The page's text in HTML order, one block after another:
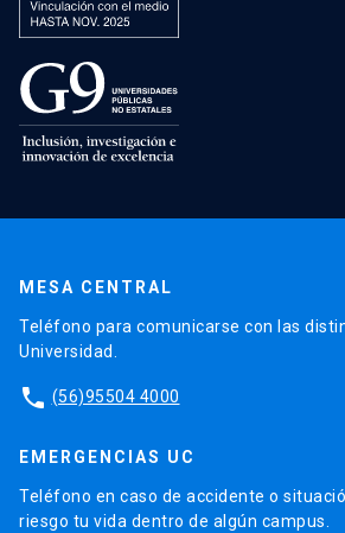
MESA CENTRAL
Teléfono para comunicarse con las
Universidad.
phone (56)95504 4000
EMERGENCIAS UC
Teléfono en caso de accidente o
riesgo tu vida dentro de algún campus.